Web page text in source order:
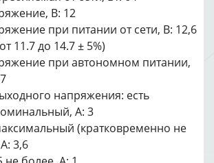
В: 12
при питании от сети, В: 12,6
11.7 до 14.7 ± 5%)
при автономном питании,
напряжения: есть
А: 3
(кратковременно не
3,6